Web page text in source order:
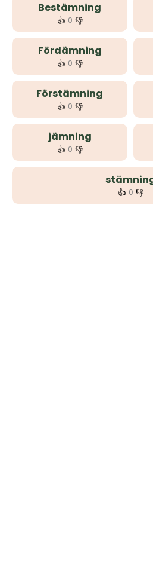
Bestämning
👍 0 👎
Fördämning
👍 0 👎
Förstämning
👍 0 👎
jämning
👍 0 👎
👍 0 👎